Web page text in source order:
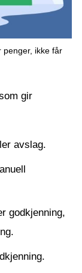
penger, ikke får
gir
avslag.
godkjenning,